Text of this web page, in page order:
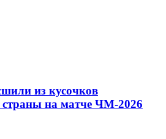
из кусочков
на матче ЧМ-2026